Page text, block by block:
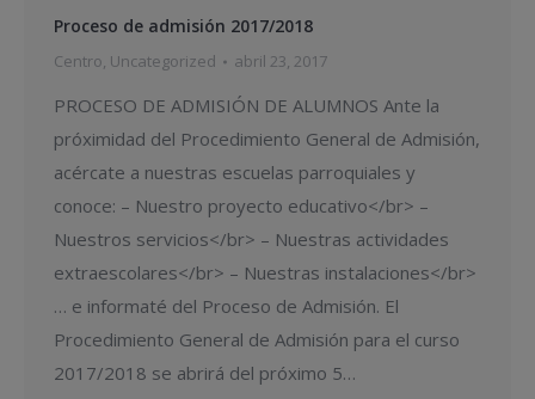
Proceso de admisión 2017/2018
Centro, Uncategorized abril 23, 2017
PROCESO DE ADMISIÓN DE ALUMNOS Ante la
próximidad del Procedimiento General de Admisión,
acércate a nuestras escuelas parroquiales y
conoce: – Nuestro proyecto educativo</br> –
Nuestros servicios</br> – Nuestras actividades
extraescolares</br> – Nuestras instalaciones</br>
… e informaté del Proceso de Admisión. El
Procedimiento General de Admisión para el curso
2017/2018 se abrirá del próximo 5…